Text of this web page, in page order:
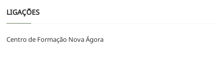
LIGAÇÕES
Centro de Formação Nova Ágora